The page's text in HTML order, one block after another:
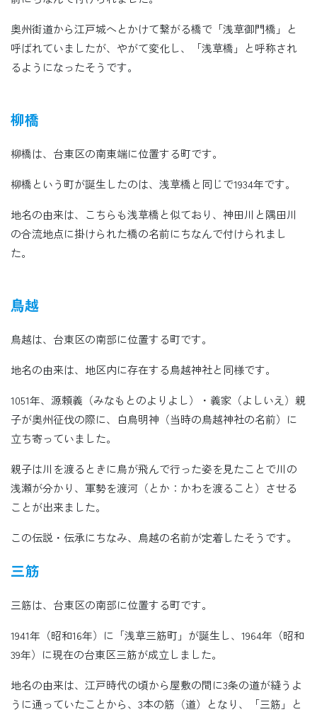
奥州街道から江戸城へとかけて繋がる橋で「浅草御門橋」と
呼ばれていましたが、やがて変化し、「浅草橋」と呼称され
るようになったそうです。
柳橋
柳橋は、台東区の南東端に位置する町です。
柳橋という町が誕生したのは、浅草橋と同じで1934年です。
地名の由来は、こちらも浅草橋と似ており、神田川と隅田川
の合流地点に掛けられた橋の名前にちなんで付けられまし
た。
鳥越
鳥越は、台東区の南部に位置する町です。
地名の由来は、地区内に存在する鳥越神社と同様です。
1051年、源頼義（みなもとのよりよし）・義家（よしいえ）親
子が奥州征伐の際に、白鳥明神（当時の鳥越神社の名前）に
立ち寄っていました。
親子は川を渡るときに鳥が飛んで行った姿を見たことで川の
浅瀬が分かり、軍勢を渡河（とか：かわを渡ること）させる
ことが出来ました。
この伝説・伝承にちなみ、鳥越の名前が定着したそうです。
三筋
三筋は、台東区の南部に位置する町です。
1941年（昭和16年）に「浅草三筋町」が誕生し、1964年（昭和
39年）に現在の台東区三筋が成立しました。
地名の由来は、江戸時代の頃から屋敷の間に3条の道が縫うよ
うに通っていたことから、3本の筋（道）となり、「三筋」と